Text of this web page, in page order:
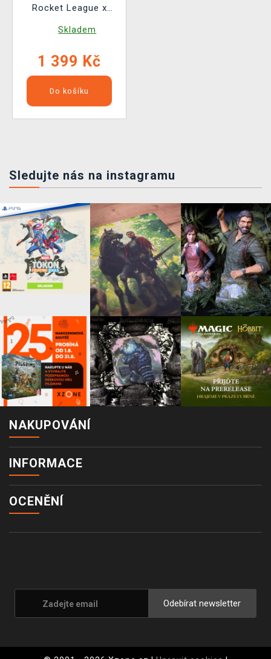
Rocket League x
Anniversary na 2x LP
Skladem
1 399 Kč
Do košíku
Sledujte nás na instagramu
NAKUPOVÁNÍ
INFORMACE
OCENĚNÍ
Odebírat newsletter